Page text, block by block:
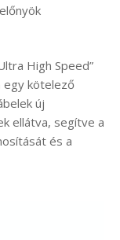
High Speed”
egy kötelező
új
ellátva, segítve a
és a